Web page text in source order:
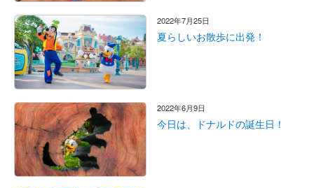
2022年7月25日
夏らしいお散歩に出発！
2022年6月9日
今日は、ドナルドの誕生日！